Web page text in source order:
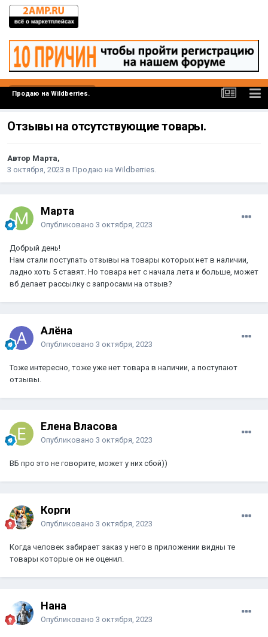
Продаю на Wildberries.
Отзывы на отсутствующие товары.
Автор Марта,
3 октября, 2023 в Продаю на Wildberries.
Марта
Опубликовано 3 октября, 2023
Добрый день!
Нам стали поступать отзывы на товары которых нет в наличии,
ладно хоть 5 ставят. Но товара нет с начала лета и больше, может
вб делает рассылку с запросами на отзыв?
Алёна
Опубликовано 3 октября, 2023
Тоже интересно, тоже уже нет товара в наличии, а поступают
отзывы.
Елена Власова
Опубликовано 3 октября, 2023
ВБ про это не говорите, может у них сбой))
Корги
Опубликовано 3 октября, 2023
Когда человек забирает заказ у него в приложении видны те
товары которые он не оценил.
Нана
Опубликовано 3 октября, 2023